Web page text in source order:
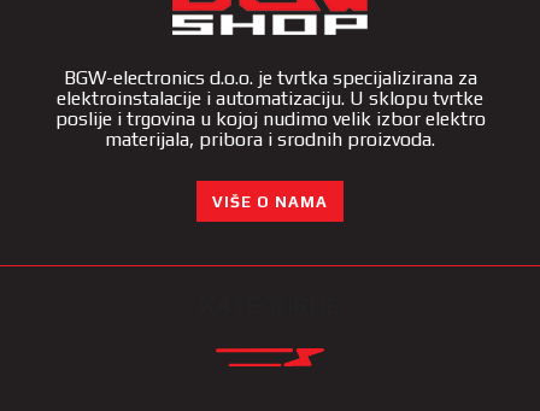
BGW-electronics d.o.o. je tvrtka specijalizirana za
elektroinstalacije i automatizaciju. U sklopu tvrtke
poslije i trgovina u kojoj nudimo velik izbor elektro
materijala, pribora i srodnih proizvoda.
VIŠE O NAMA